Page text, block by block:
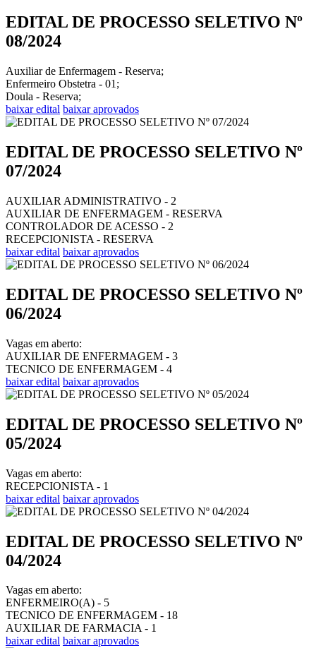
EDITAL DE PROCESSO SELETIVO Nº
08/2024
Auxiliar de Enfermagem - Reserva;
Enfermeiro Obstetra - 01;
Doula - Reserva;
baixar edital baixar aprovados
EDITAL DE PROCESSO SELETIVO Nº
07/2024
AUXILIAR ADMINISTRATIVO - 2
AUXILIAR DE ENFERMAGEM - RESERVA
CONTROLADOR DE ACESSO - 2
RECEPCIONISTA - RESERVA
baixar edital baixar aprovados
EDITAL DE PROCESSO SELETIVO Nº
06/2024
Vagas em aberto:
AUXILIAR DE ENFERMAGEM - 3
TECNICO DE ENFERMAGEM - 4
baixar edital baixar aprovados
EDITAL DE PROCESSO SELETIVO Nº
05/2024
Vagas em aberto:
RECEPCIONISTA - 1
baixar edital baixar aprovados
EDITAL DE PROCESSO SELETIVO Nº
04/2024
Vagas em aberto:
ENFERMEIRO(A) - 5
TECNICO DE ENFERMAGEM - 18
AUXILIAR DE FARMACIA - 1
baixar edital baixar aprovados